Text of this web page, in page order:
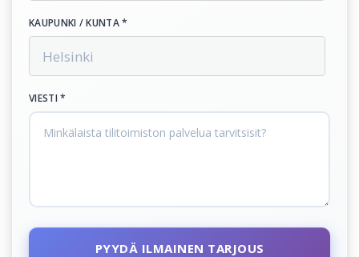
KAUPUNKI / KUNTA *
VIESTI *
PYYDÄ ILMAINEN TARJOUS